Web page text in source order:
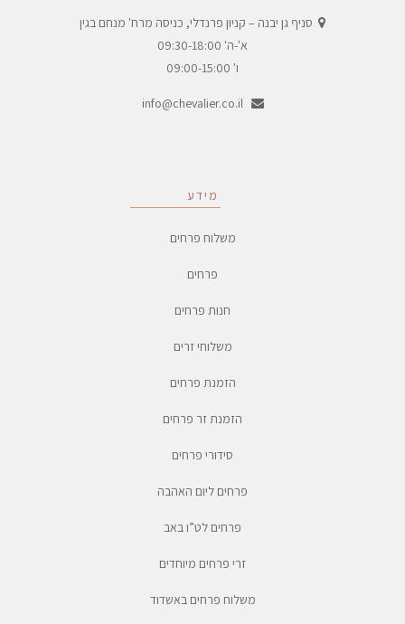
מידע
משלוח פרחים
פרחים
חנות פרחים
משלוחי זרים
הזמנת פרחים
הזמנת זר פרחים
סידורי פרחים
פרחים ליום האהבה
פרחים לט”ו באב
זרי פרחים מיוחדים
משלוח פרחים באשדוד
סניף גן יבנה – קניון פרנדלי, כניסה מרח' מנחם בגין
א'-ה' 09:30-18:00
ו' 09:00-15:00
info@chevalier.co.il